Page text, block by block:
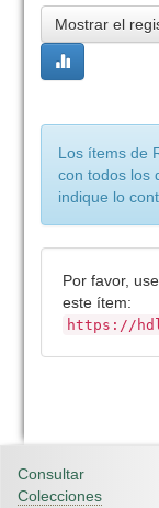
Mostrar el
Los ítems de
con todos los
indique lo
Por favor,
este ítem:
https://
Consultar
Colecciones